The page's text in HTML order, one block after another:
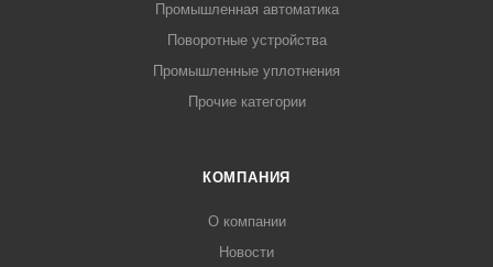
Промышленная автоматика
Поворотные устройства
Промышленные уплотнения
Прочие категории
КОМПАНИЯ
О компании
Новости